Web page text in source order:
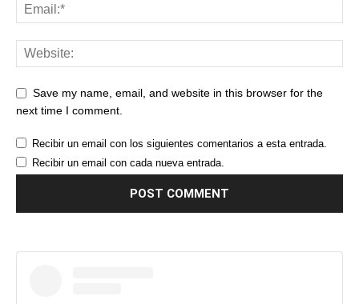
Save my name, email, and website in this browser for the
next time I comment.
Recibir un email con los siguientes comentarios a esta entrada.
Recibir un email con cada nueva entrada.